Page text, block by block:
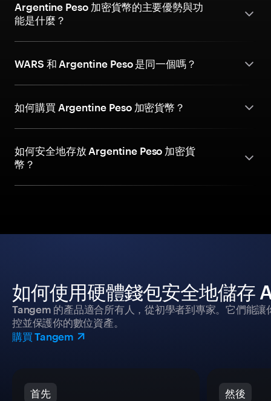
Argentine Peso 加密貨幣的主要優勢與功
能是什麼？
WARS 和 Argentine Peso 是同一個嗎？
如何購買 Argentine Peso 加密貨幣？
如何安全地存放 Argentine Peso 加密貨
幣？
如何使用硬體錢包安全地儲存
Tangem 的產品適合所有人，從初學者到專家。它們能
控並保護你的數位資產。
購買 Tangem
首先 然後